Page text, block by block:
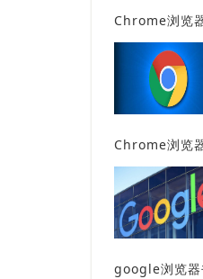
Chrome浏览
Chrome浏览
google浏览器